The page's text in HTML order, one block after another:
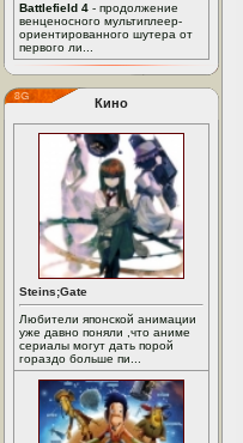
Battlefield 4 - продолжение
венценосного мультиплеер-
ориентированного шутера от
первого ли...
Кино
Steins;Gate
Любители японской анимации
уже давно поняли ,что аниме
сериалы могут дать порой
гораздо больше пи...